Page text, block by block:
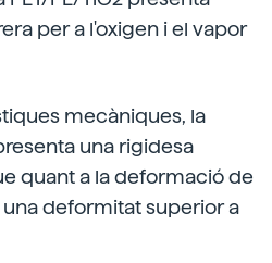
per a l'oxigen i el vapor
mecàniques, la
una rigidesa
quant a la deformació de
deformitat superior a